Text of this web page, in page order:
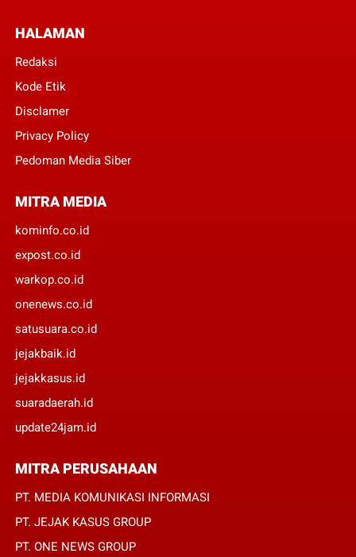
HALAMAN
Redaksi
Kode Etik
Disclamer
Privacy Policy
Pedoman Media Siber
MITRA MEDIA
kominfo.co.id
expost.co.id
warkop.co.id
onenews.co.id
satusuara.co.id
jejakbaik.id
jejakkasus.id
suaradaerah.id
update24jam.id
MITRA PERUSAHAAN
PT. MEDIA KOMUNIKASI INFORMASI
PT. JEJAK KASUS GROUP
PT. ONE NEWS GROUP